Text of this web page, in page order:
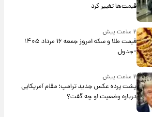
قیمت‌ها تغییر کرد
۲ ساعت پیش
قیمت طلا و سکه امروز جمعه ۱۶ مرداد ۱۴۰۵
+جدول
۲ ساعت پیش
پشت پرده عکس جدید ترامپ؛ مقام آمریکایی
درباره وضعیت او چه گفت؟